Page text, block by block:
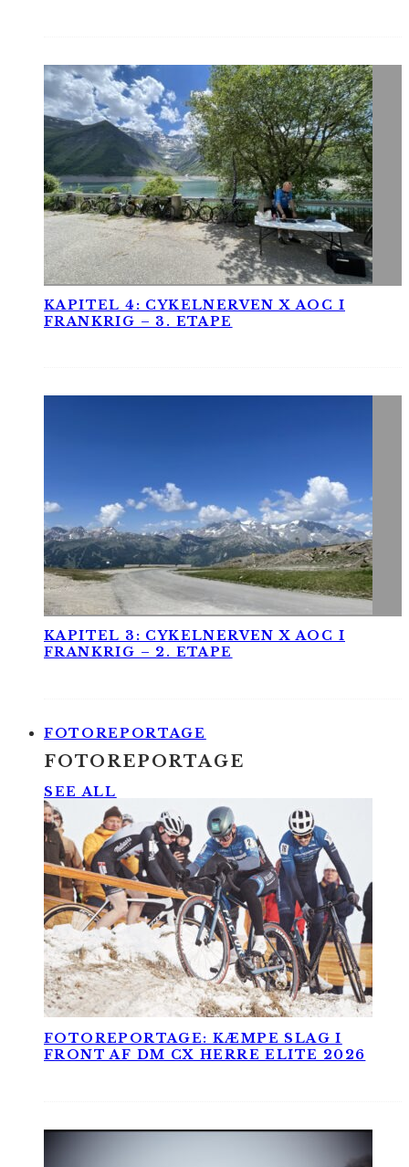
KAPITEL 4: CYKELNERVEN X AOC I
FRANKRIG – 3. ETAPE
KAPITEL 3: CYKELNERVEN X AOC I
FRANKRIG – 2. ETAPE
FOTOREPORTAGE
FOTOREPORTAGE
SEE ALL
FOTOREPORTAGE: KÆMPE SLAG I
FRONT AF DM CX HERRE ELITE 2026